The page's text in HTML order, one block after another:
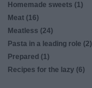
Homemade sweets (1)
Meat (16)
Meatless (24)
Pasta in a leading role (2)
Prepared (1)
Recipes for the lazy (6)